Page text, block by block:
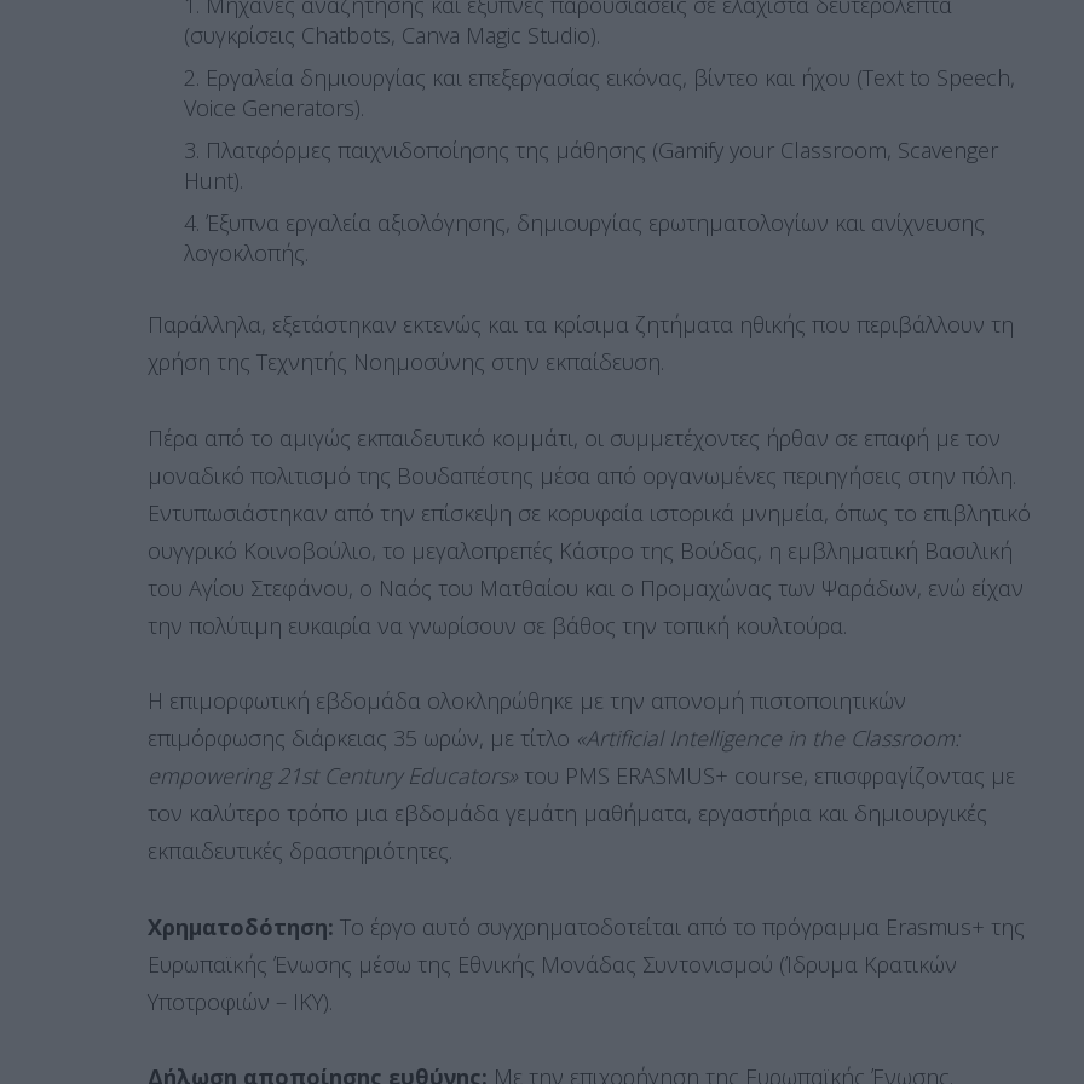
(συγκρίσεις Chatbots, Canva Magic Studio).
Εργαλεία δημιουργίας και επεξεργασίας εικόνας, βίντεο και ήχου (Text to Speech,
Voice Generators).
Πλατφόρμες παιχνιδοποίησης της μάθησης (Gamify your Classroom, Scavenger
Hunt).
Έξυπνα εργαλεία αξιολόγησης, δημιουργίας ερωτηματολογίων και ανίχνευσης
λογοκλοπής.
Παράλληλα, εξετάστηκαν εκτενώς και τα κρίσιμα ζητήματα ηθικής που περιβάλλουν τη
χρήση της Τεχνητής Νοημοσύνης στην εκπαίδευση.
Πέρα από το αμιγώς εκπαιδευτικό κομμάτι, οι συμμετέχοντες ήρθαν σε επαφή με τον
μοναδικό πολιτισμό της Βουδαπέστης μέσα από οργανωμένες περιηγήσεις στην πόλη.
Εντυπωσιάστηκαν από την επίσκεψη σε κορυφαία ιστορικά μνημεία, όπως το επιβλητικό
ουγγρικό Κοινοβούλιο, το μεγαλοπρεπές Κάστρο της Βούδας, η εμβληματική Βασιλική
του Αγίου Στεφάνου, ο Ναός του Ματθαίου και ο Προμαχώνας των Ψαράδων, ενώ είχαν
την πολύτιμη ευκαιρία να γνωρίσουν σε βάθος την τοπική κουλτούρα.
Η επιμορφωτική εβδομάδα ολοκληρώθηκε με την απονομή πιστοποιητικών
επιμόρφωσης διάρκειας 35 ωρών, με τίτλο «Artificial Intelligence in the Classroom:
empowering 21st Century Educators» του PMS ERASMUS+ course, επισφραγίζοντας με
τον καλύτερο τρόπο μια εβδομάδα γεμάτη μαθήματα, εργαστήρια και δημιουργικές
εκπαιδευτικές δραστηριότητες.
Χρηματοδότηση: Το έργο αυτό συγχρηματοδοτείται από το πρόγραμμα Erasmus+ της
Ευρωπαϊκής Ένωσης μέσω της Εθνικής Μονάδας Συντονισμού (Ίδρυμα Κρατικών
Υποτροφιών – ΙΚΥ).
Δήλωση αποποίησης ευθύνης: Με την επιχορήγηση της Ευρωπαϊκής Ένωσης.